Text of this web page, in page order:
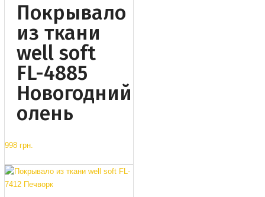
Покрывало
из ткани
well soft
FL-4885
Новогодний
олень
998 грн.